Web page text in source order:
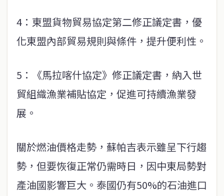
4：東盟貨物貿易協定第二修正議定書，優
化東盟內部貿易規則與條件，提升便利性。
5：《馬拉喀什協定》修正議定書，納入世
貿組織漁業補貼協定，促進可持續漁業發
展。
關於燃油價格走勢，蘇帕吉表示雖呈下行趨
勢，但要恢復正常仍需時日，因中東局勢對
產油國影響巨大。泰國仍有50%的石油進口